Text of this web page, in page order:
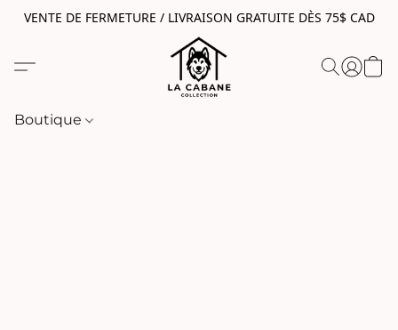
VENTE DE FERMETURE / LIVRAISON GRATUITE DÈS 75$ CAD
Boutique